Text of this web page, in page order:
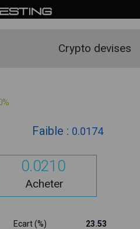
Crypto devises
Faible : 0.0174
0.0210
Acheter
Ecart (%) 23.53